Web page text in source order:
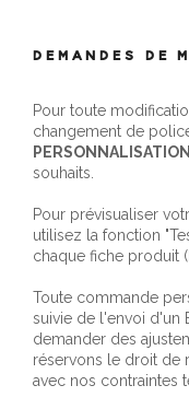
DEMANDES DE
Pour toute
changement de
souhaits.
Pour prévisualiser
utilisez la fonction
chaque fiche produit
Toute commande
suivie de l'envoi d'un
demander des
réservons le droit de
avec nos contraintes